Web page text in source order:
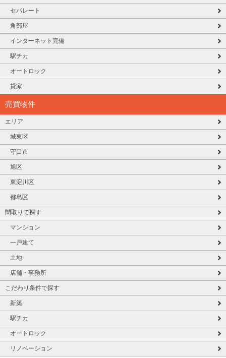
セパレート
角部屋
インターネット完備
駅チカ
オートロック
貸家
売買物件
エリア
城東区
守口市
旭区
東淀川区
都島区
間取りで探す
マンション
一戸建て
土地
店舗・事務所
こだわり条件で探す
新築
駅チカ
オートロック
リノベーション